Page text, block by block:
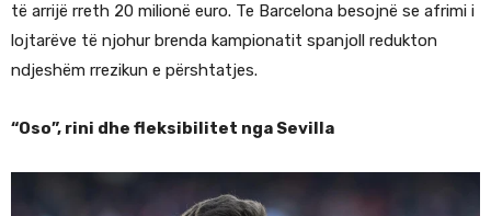
të arrijë rreth 20 milionë euro. Te Barcelona besojnë se afrimi i
lojtarëve të njohur brenda kampionatit spanjoll redukton
ndjeshëm rrezikun e përshtatjes.
“Oso”, rini dhe fleksibilitet nga Sevilla